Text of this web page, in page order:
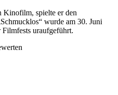
Kinofilm, spielte er den
wurde am 30. Juni
uraufgeführt.